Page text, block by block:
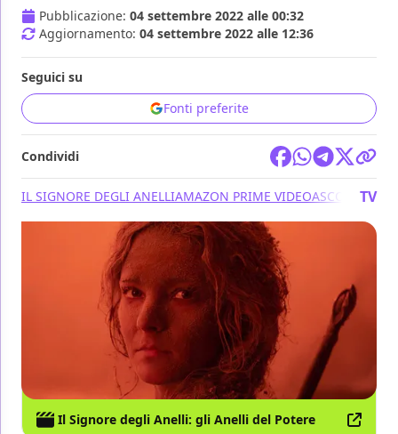
Pubblicazione: 04 settembre 2022 alle 00:32
Aggiornamento: 04 settembre 2022 alle 12:36
Seguici su
Fonti preferite
Condividi
IL SIGNORE DEGLI ANELLIAMAZON PRIME VIDEOASCOLTITV
Il Signore degli Anelli: gli Anelli del Potere